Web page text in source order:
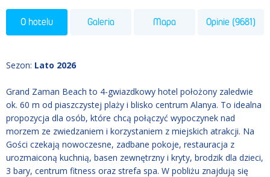
O hotelu Galeria Mapa Opinie (9681)
Sezon: Lato 2026
Grand Zaman Beach to 4-gwiazdkowy hotel położony zaledwie
ok. 60 m od piaszczystej plaży i blisko centrum Alanya. To idealna
propozycja dla osób, które chcą połączyć wypoczynek nad
morzem ze zwiedzaniem i korzystaniem z miejskich atrakcji. Na
Gości czekają nowoczesne, zadbane pokoje, restauracja z
urozmaiconą kuchnią, basen zewnętrzny i kryty, brodzik dla dzieci,
3 bary, centrum fitness oraz strefa spa. W pobliżu znajdują się